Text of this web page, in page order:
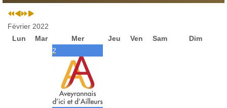
Février 2022
Lun
Mar Mer Jeu Ven Sam Dim
2